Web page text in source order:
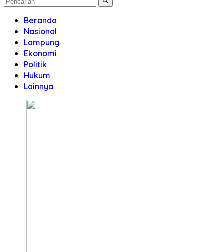
Beranda
Nasional
Lampung
Ekonomi
Politik
Hukum
Lainnya